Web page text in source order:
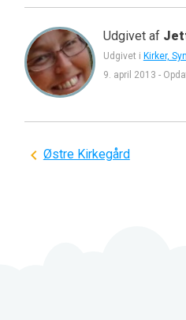
Udgivet af
Udgivet i Kirker,
9. april 2013 -
Indlægsnavigation
Østre Kirkegård